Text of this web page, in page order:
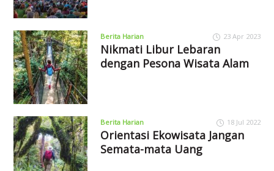
Berita Harian 23 Apr 2023
Nikmati Libur Lebaran
dengan Pesona Wisata Alam
Berita Harian 18 Jul 2022
Orientasi Ekowisata Jangan
Semata-mata Uang